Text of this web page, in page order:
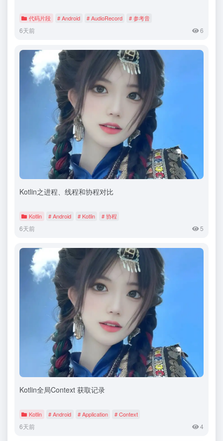
代码片段 # Android # AudioRecord # 参考音
6天前 6
Kotlin之进程、线程和协程对比
Kotlin # Android # Kotlin # 协程
6天前 5
Kotlin全局Context 获取记录
Kotlin # Android # Application # Context
6天前 4